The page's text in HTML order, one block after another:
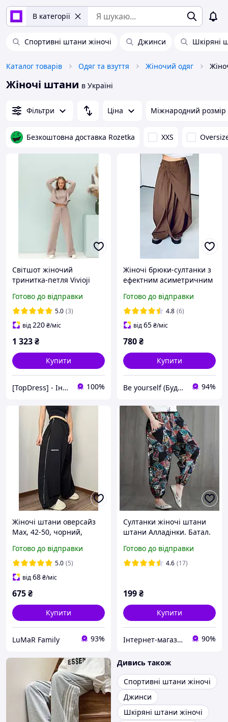
В категорії
Спортивні штани жіночі Джинси Шкіряні
Каталог товарів Одяг та взуття Жіночий одяг
Жіночі штани в Україні
Фільтри Ціна Міжнародний розмір
Безкоштовна доставка Rozetka XXS
Світшот жіночий
тринитка-петля Vivioji
Готово до відправки
5.0 (3)
від220₴/міс
1 323₴
Купити
[TopDress] - Інтернет магазин одягу для сім'ї 💖 100%
Жіночі брюки-султанки з
ефектним асиметричним
52, чорний, шоколад,
костюм.
Готово до відправки
4.8 (6)
від65₴/міс
780₴
Купити
Be yourself (Будь собою) 94%
Жіночі штани оверсайз
Max, 42-50, чорний,
шоколад, рожевий,
двуніт.
Готово до відправки
5.0 (5)
від68₴/міс
675₴
Купити
LuMaR Family 93%
Султанки жіночі штани
штани Алладінки. Батал.
Готово до відправки
4.6 (17)
199₴
Купити
Інтернет-магазин натуральної бавовняної спідньої білизни "Торговий дім "Коттаун" 90%
Дивись також
Спортивні штани жіночі
Джинси
Шкіряні штани жіночі